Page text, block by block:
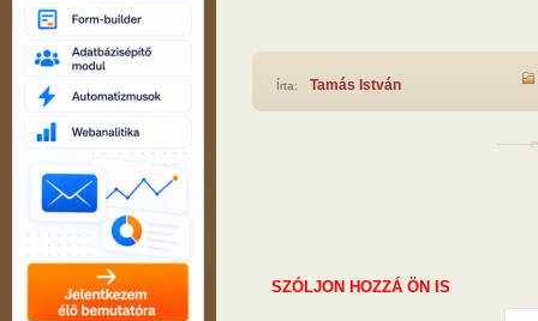
Írta: Tamás István
SZÓLJON HOZZÁ ÖN IS